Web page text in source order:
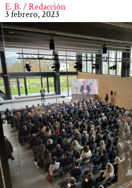
E. B. / Redacción
3 febrero, 2023